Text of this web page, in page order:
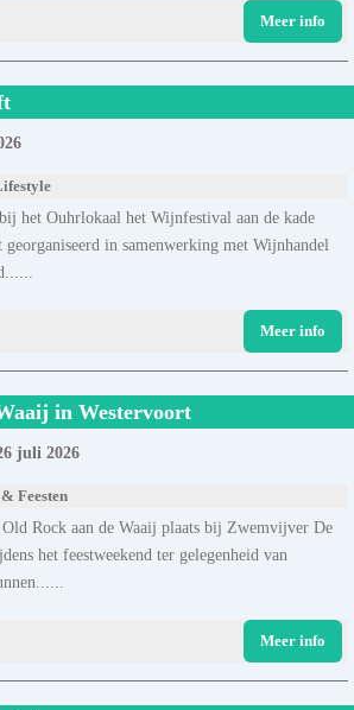
Meer info
het Ouhrlokaal het Wijnfestival aan de kade
in samenwerking met Wijnhandel
Meer info
in Westervoort
juli 2026
Feesten
Rock aan de Waaij plaats bij Zwemvijver De
het feestweekend ter gelegenheid van
Meer info